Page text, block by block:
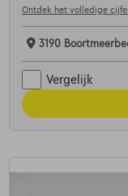
Ontdek het volledige
3190
Vergelijk